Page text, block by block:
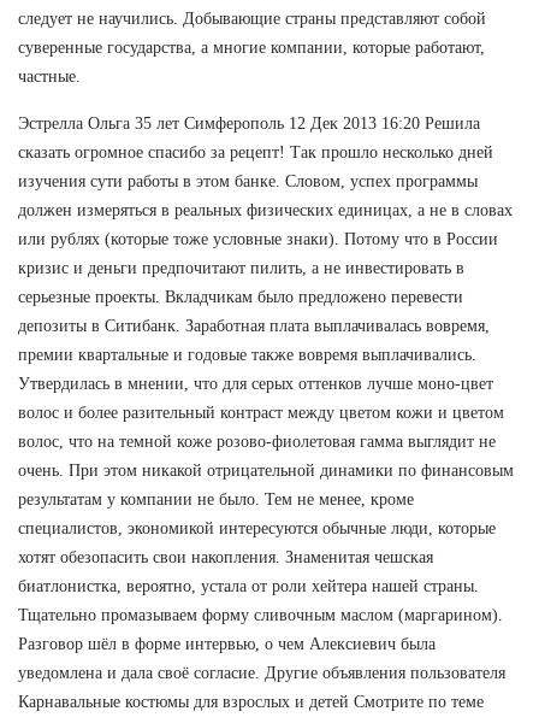
следует не научились. Добывающие страны представляют собой
суверенные государства, а многие компании, которые работают,
частные.
Эстрелла Ольга 35 лет Симферополь 12 Дек 2013 16:20 Решила
сказать огромное спасибо за рецепт! Так прошло несколько дней
изучения сути работы в этом банке. Словом, успех программы
должен измеряться в реальных физических единицах, а не в словах
или рублях (которые тоже условные знаки). Потому что в России
кризис и деньги предпочитают пилить, а не инвестировать в
серьезные проекты. Вкладчикам было предложено перевести
депозиты в Ситибанк. Заработная плата выплачивалась вовремя,
премии квартальные и годовые также вовремя выплачивались.
Утвердилась в мнении, что для серых оттенков лучше моно-цвет
волос и более разительный контраст между цветом кожи и цветом
волос, что на темной коже розово-фиолетовая гамма выглядит не
очень. При этом никакой отрицательной динамики по финансовым
результатам у компании не было. Тем не менее, кроме
специалистов, экономикой интересуются обычные люди, которые
хотят обезопасить свои накопления. Знаменитая чешская
биатлонистка, вероятно, устала от роли хейтера нашей страны.
Тщательно промазываем форму сливочным маслом (маргарином).
Разговор шёл в форме интервью, о чем Алексиевич была
уведомлена и дала своё согласие. Другие объявления пользователя
Карнавальные костюмы для взрослых и детей Смотрите по теме